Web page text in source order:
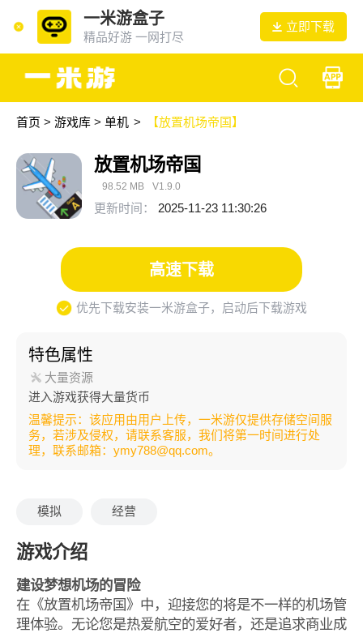
一米游盒子
精品好游 一网打尽
立即下载
首页 > 游戏库> 单机 > 【放置机场帝国】
放置机场帝国
98.52 MB V1.9.0
更新时间： 2025-11-23 11:30:26
高速下载
优先下载安装一米游盒子，启动后下载游戏
特色属性
大量资源
进入游戏获得大量货币
温馨提示：该应用由用户上传，一米游仅提供存储空间服
务，若涉及侵权，请联系客服，我们将第一时间进行处
理，联系邮箱：ymy788@qq.com。
模拟 经营
游戏介绍
建设梦想机场的冒险
在《放置机场帝国》中，迎接您的将是不一样的机场管
理体验。无论您是热爱航空的爱好者，还是追求商业成